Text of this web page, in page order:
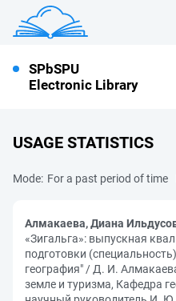
SPbSPU
Electronic Library
USAGE STATISTICS
Mode: For a past period of time
Алмакаева, Диана
«Зигальга»: выпускная
подготовки
география" / Д. И.
земле и туризма, Кафедра